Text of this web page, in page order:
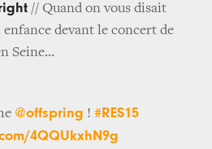
// Quand on vous disait
devant le concert de
Seine…
@offspring ! #RES15
4QQUkxhN9g